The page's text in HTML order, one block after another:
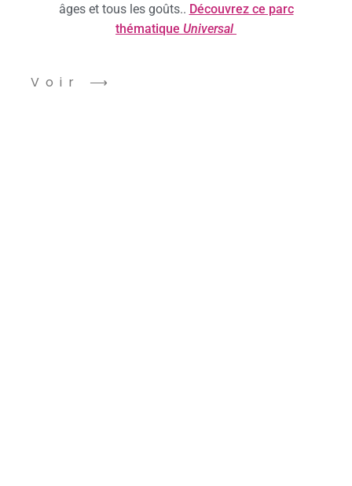
âges et tous les goûts.. Découvrez ce parc
thématique Universal
Voir ⟶